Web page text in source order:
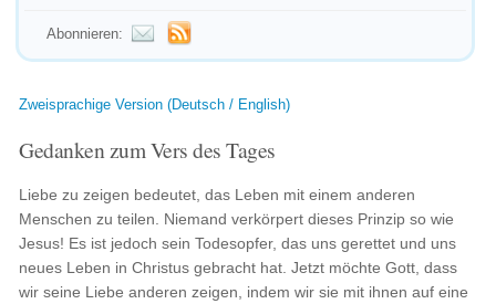
Abonnieren:
Zweisprachige Version (Deutsch / English)
Gedanken zum Vers des Tages
Liebe zu zeigen bedeutet, das Leben mit einem anderen
Menschen zu teilen. Niemand verkörpert dieses Prinzip so wie
Jesus! Es ist jedoch sein Todesopfer, das uns gerettet und uns
neues Leben in Christus gebracht hat. Jetzt möchte Gott, dass
wir seine Liebe anderen zeigen, indem wir sie mit ihnen auf eine